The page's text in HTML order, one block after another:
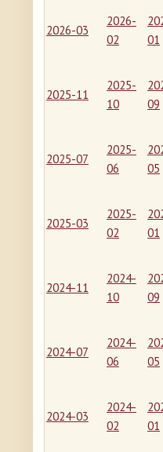
2026-03
2026-
02
01
2025-11
2025-
10
09
2025-07
2025-
06
05
2025-03
2025-
02
01
2024-11
2024-
10
09
2024-07
2024-
06
05
2024-03
2024-
02
01